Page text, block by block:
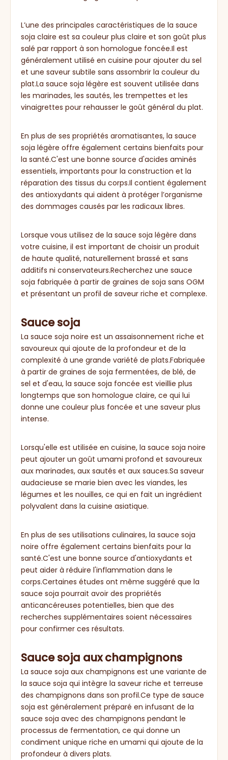
L’une des principales caractéristiques de la sauce
soja claire est sa couleur plus claire et son goût plus
salé par rapport à son homologue foncée.Il est
généralement utilisé en cuisine pour ajouter du sel
et une saveur subtile sans assombrir la couleur du
plat.La sauce soja légère est souvent utilisée dans
les marinades, les sautés, les trempettes et les
vinaigrettes pour rehausser le goût général du plat.
En plus de ses propriétés aromatisantes, la sauce
soja légère offre également certains bienfaits pour
la santé.C'est une bonne source d'acides aminés
essentiels, importants pour la construction et la
réparation des tissus du corps.Il contient également
des antioxydants qui aident à protéger l’organisme
des dommages causés par les radicaux libres.
Lorsque vous utilisez de la sauce soja légère dans
votre cuisine, il est important de choisir un produit
de haute qualité, naturellement brassé et sans
additifs ni conservateurs.Recherchez une sauce
soja fabriquée à partir de graines de soja sans OGM
et présentant un profil de saveur riche et complexe.
Sauce soja
La sauce soja noire est un assaisonnement riche et
savoureux qui ajoute de la profondeur et de la
complexité à une grande variété de plats.Fabriquée
à partir de graines de soja fermentées, de blé, de
sel et d'eau, la sauce soja foncée est vieillie plus
longtemps que son homologue claire, ce qui lui
donne une couleur plus foncée et une saveur plus
intense.
Lorsqu'elle est utilisée en cuisine, la sauce soja noire
peut ajouter un goût umami profond et savoureux
aux marinades, aux sautés et aux sauces.Sa saveur
audacieuse se marie bien avec les viandes, les
légumes et les nouilles, ce qui en fait un ingrédient
polyvalent dans la cuisine asiatique.
En plus de ses utilisations culinaires, la sauce soja
noire offre également certains bienfaits pour la
santé.C'est une bonne source d'antioxydants et
peut aider à réduire l'inflammation dans le
corps.Certaines études ont même suggéré que la
sauce soja pourrait avoir des propriétés
anticancéreuses potentielles, bien que des
recherches supplémentaires soient nécessaires
pour confirmer ces résultats.
Sauce soja aux champignons
La sauce soja aux champignons est une variante de
la sauce soja qui intègre la saveur riche et terreuse
des champignons dans son profil.Ce type de sauce
soja est généralement préparé en infusant de la
sauce soja avec des champignons pendant le
processus de fermentation, ce qui donne un
condiment unique riche en umami qui ajoute de la
profondeur à divers plats.